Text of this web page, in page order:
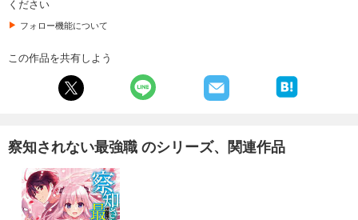
ください
フォロー機能について
この作品を共有しよう
察知されない最強職 のシリーズ、関連作品